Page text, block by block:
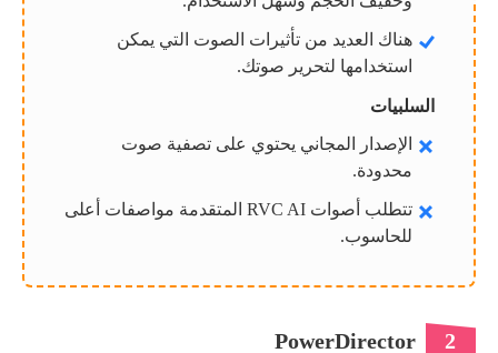
هناك العديد من تأثيرات الصوت التي يمكن
استخدامها لتحرير صوتك.
السلبيات
الإصدار المجاني يحتوي على تصفية صوت
محدودة.
تتطلب أصوات RVC AI المتقدمة مواصفات أعلى
للحاسوب.
2
PowerDirector